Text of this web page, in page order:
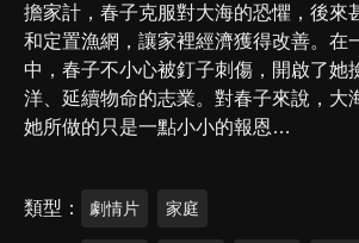
擔家計，春子克服對大海的恐懼，後來
和定置漁網，讓家裡經濟獲得改善。在
中，春子不小心被釘子刺傷，開啟了她
洋、延續物命的志業。對春子來說，大
她所做的只是一點小小的報恩…
類型 劇情片 家庭